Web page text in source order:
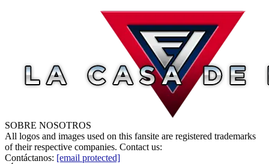
SOBRE NOSOTROS
All logos and images used on this fansite are registered trademarks
of their respective companies. Contact us:
Contáctanos: [email protected]